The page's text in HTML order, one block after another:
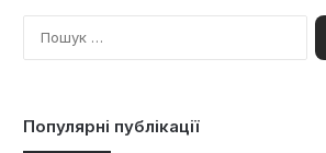
П
о
Популярні публікації